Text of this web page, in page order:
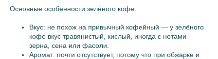
Основные особенности зелёного кофе:
Вкус: не похож на привычный кофейный — у зелёного
кофе вкус травянистый, кислый, иногда с нотами
зерна, сена или фасоли.
Аромат: почти отсутствует, потому что при обжарке и